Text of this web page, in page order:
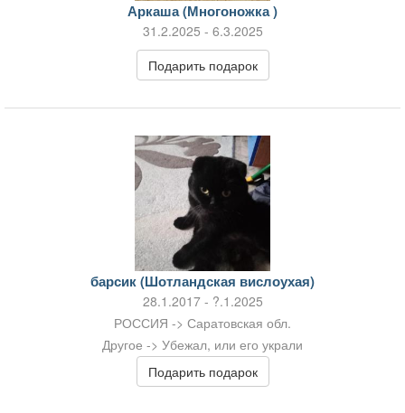
Аркаша (Многоножка )
31.2.2025 - 6.3.2025
Подарить подарок
барсик (Шотландская вислоухая)
28.1.2017 - ?.1.2025
РОССИЯ -> Саратовская обл.
Другое -> Убежал, или его украли
Подарить подарок